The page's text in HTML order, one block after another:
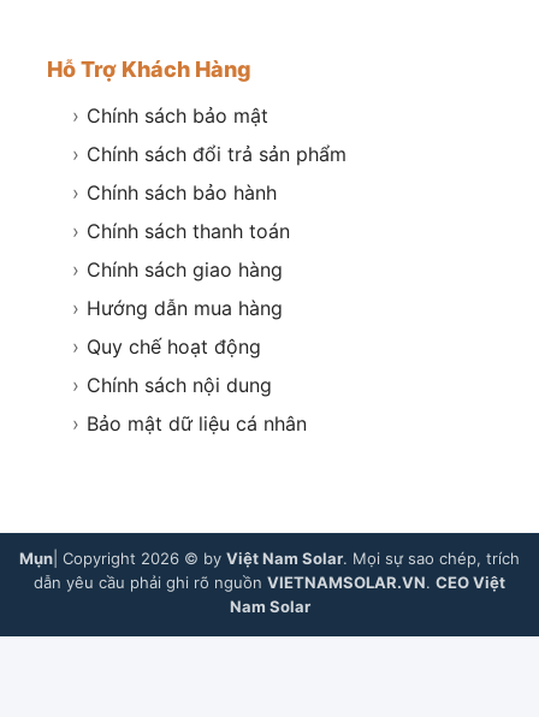
Hỗ Trợ Khách Hàng
› Chính sách bảo mật
› Chính sách đổi trả sản phẩm
› Chính sách bảo hành
› Chính sách thanh toán
› Chính sách giao hàng
› Hướng dẫn mua hàng
› Quy chế hoạt động
› Chính sách nội dung
› Bảo mật dữ liệu cá nhân
Mụn | Copyright 2026 © by Việt Nam Solar. Mọi sự sao chép, trích
dẫn yêu cầu phải ghi rõ nguồn VIETNAMSOLAR.VN. CEO Việt
Nam Solar